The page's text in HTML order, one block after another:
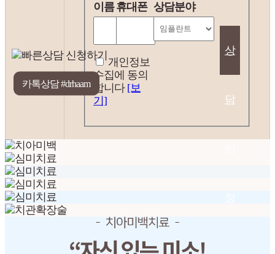
이름휴대폰
개인정보
수집에 동의
합니다 [보
기]
상담분야
상
담